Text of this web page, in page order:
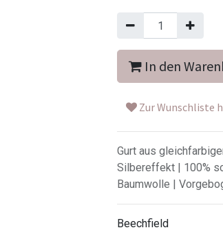
In den
Zur Wunschliste
Gurt aus
Silbereffekt | 100%
Baumwolle |
Beechfield